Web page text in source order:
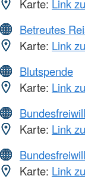
Karte: Link
Betreutes
Karte: Link
Blutspende
Karte: Link
Karte: Link
Karte: Link